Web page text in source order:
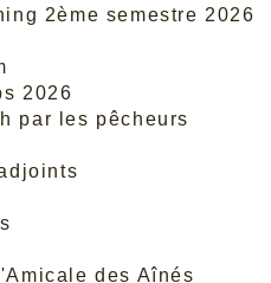
2ème semestre 2026
2026
par les pêcheurs
des Aînés